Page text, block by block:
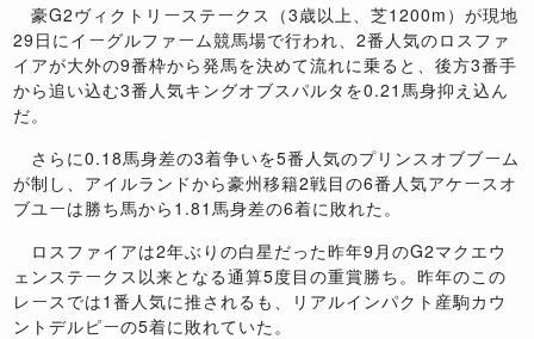
豪G2ヴィクトリーステークス（3歳以上、芝1200m）が現地
29日にイーグルファーム競馬場で行われ、2番人気のロスファ
イアが大外の9番枠から発馬を決めて流れに乗ると、後方3番手
から追い込む3番人気キングオブスパルタを0.21馬身抑え込ん
だ。
さらに0.18馬身差の3着争いを5番人気のプリンスオブブーム
が制し、アイルランドから豪州移籍2戦目の6番人気アケースオ
ブユーは勝ち馬から1.81馬身差の6着に敗れた。
ロスファイアは2年ぶりの白星だった昨年9月のG2マクエウ
ェンステークス以来となる通算5度目の重賞勝ち。昨年のこの
レースでは1番人気に推されるも、リアルインパクト産駒カウ
ントデルピーの5着に敗れていた。